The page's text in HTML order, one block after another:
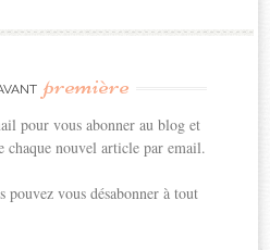
première
pour vous abonner au blog et
nouvel article par email.
vous désabonner à tout